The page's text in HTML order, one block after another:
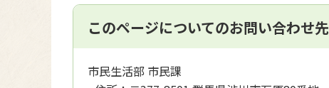
このページについてのお問い合わせ先
市民生活部 市民課